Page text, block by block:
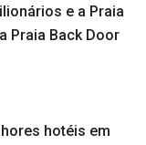
e a Praia
Praia Back Door
hotéis em